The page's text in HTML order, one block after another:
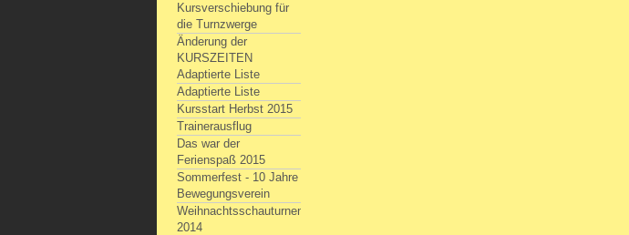
Kursverschiebung für
die Turnzwerge
Änderung der
KURSZEITEN
Adaptierte Liste
Adaptierte Liste
Kursstart Herbst 2015
Trainerausflug
Das war der
Ferienspaß 2015
Sommerfest - 10 Jahre
Bewegungsverein
Weihnachtsschauturnen
2014